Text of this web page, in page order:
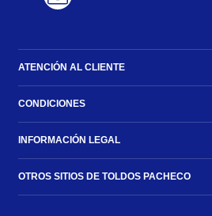
ATENCIÓN AL CLIENTE
CONDICIONES
INFORMACIÓN LEGAL
OTROS SITIOS DE TOLDOS PACHECO